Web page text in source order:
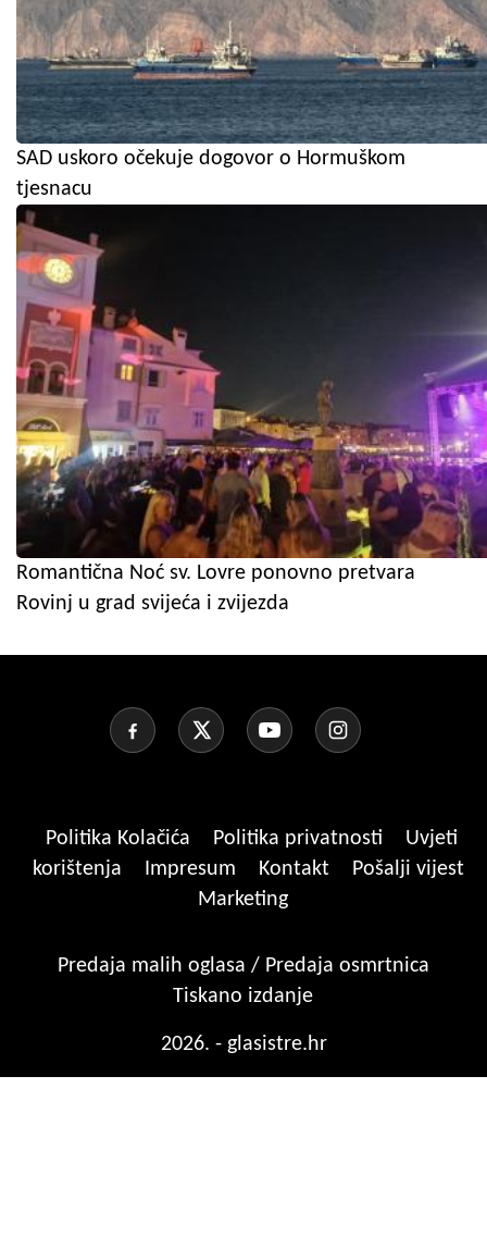
SAD uskoro očekuje dogovor o Hormuškom
tjesnacu
Romantična Noć sv. Lovre ponovno pretvara
Rovinj u grad svijeća i zvijezda
Politika Kolačića Politika privatnosti
Uvjeti
korištenja
Impresum Kontakt
Pošalji vijest
Marketing
Predaja malih oglasa / Predaja osmrtnica
Tiskano izdanje
2026. - glasistre.hr